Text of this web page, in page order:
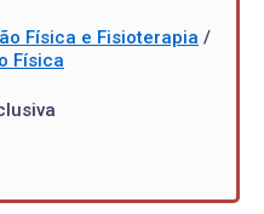
Física e Fisioterapia /
Física